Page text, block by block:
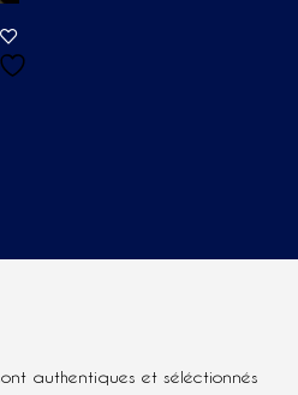
authentiques et séléctionnés